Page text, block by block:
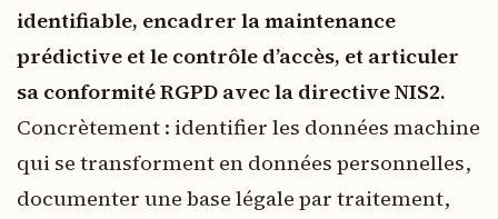
identifiable, encadrer la maintenance
prédictive et le contrôle d’accès, et articuler
sa conformité RGPD avec la directive NIS2.
Concrètement : identifier les données machine
qui se transforment en données personnelles,
documenter une base légale par traitement,